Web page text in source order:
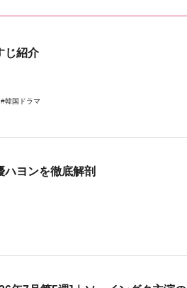
じ紹介
韓国ドラマ
ハヨンを徹底解剖